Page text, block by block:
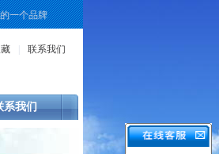
牌，其产品线覆盖了增量式、绝对值式以及
联系我们
系我们